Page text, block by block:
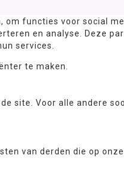
functies voor social
en analyse. Deze
services.
te maken.
site. Voor alle andere
van derden die op